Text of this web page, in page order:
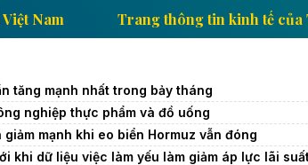
tấn xã Việt Nam Trang thông tin
tăng mạnh nhất trong bảy tháng
nghiệp thực phẩm và đồ uống
mạnh khi eo biển Hormuz vẫn đóng
khi dữ liệu việc làm yếu làm giảm áp lực lãi